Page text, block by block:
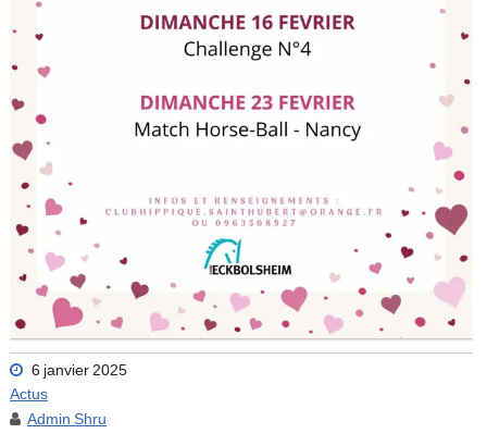
6 janvier 2025
Actus
Admin Shru